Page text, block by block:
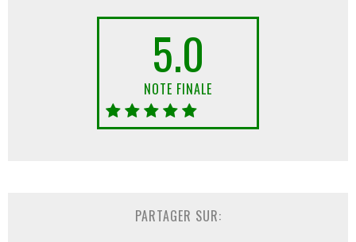
5.0
NOTE FINALE
PARTAGER SUR: